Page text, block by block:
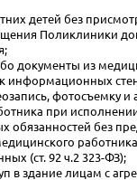
детей без
Поликлиники
документы из
информационных
фотосъемку и
при
обязанностей без
(ст. 92 ч.2 323-ФЗ);
в здание лицам с